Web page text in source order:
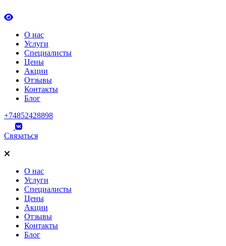
О нас
Услуги
Специалисты
Цены
Акции
Отзывы
Контакты
Блог
+74852428898
Связаться
О нас
Услуги
Специалисты
Цены
Акции
Отзывы
Контакты
Блог